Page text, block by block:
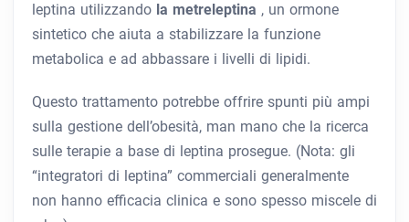
leptina utilizzando la metreleptina , un ormone
sintetico che aiuta a stabilizzare la funzione
metabolica e ad abbassare i livelli di lipidi.
Questo trattamento potrebbe offrire spunti più ampi
sulla gestione dell’obesità, man mano che la ricerca
sulle terapie a base di leptina prosegue. (Nota: gli
“integratori di leptina” commerciali generalmente
non hanno efficacia clinica e sono spesso miscele di